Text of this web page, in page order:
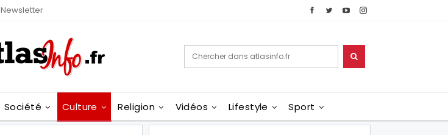
Newsletter
Société Culture Religion Vidéos Lifestyle Sport